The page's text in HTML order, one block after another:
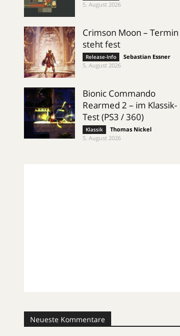
5. August 2026
Crimson Moon – Termin
steht fest
Release-Info Sebastian Essner
5. August 2026
Bionic Commando
Rearmed 2 – im Klassik-
Test (PS3 / 360)
Klassik Thomas Nickel
5. August 2026
Neueste Kommentare